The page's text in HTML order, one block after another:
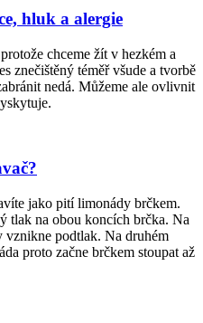
hluk a alergie
chceme žít v hezkém a
znečištěný téměř všude a tvorbě
nedá. Můžeme ale ovlivnit
jako pití limonády brčkem.
tlak na obou koncích brčka. Na
vznikne podtlak. Na druhém
proto začne brčkem stoupat až